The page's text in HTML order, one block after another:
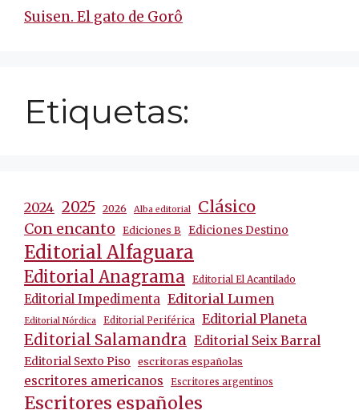
Suisen. El gato de Gorô
Etiquetas:
2024 2025 2026 Alba editorial Clásico
Con encanto Ediciones B Ediciones Destino
Editorial Alfaguara
Editorial Anagrama Editorial El Acantilado
Editorial Impedimenta Editorial Lumen
Editorial Nórdica Editorial Periférica Editorial Planeta
Editorial Salamandra Editorial Seix Barral
Editorial Sexto Piso escritoras españolas
escritores americanos Escritores argentinos
Escritores españoles